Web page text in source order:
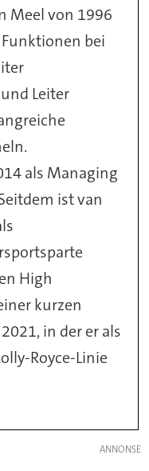
Meel von 1996
bei
Leiter
als Managing
ist van
High
kurzen
in der er als
Royce-Linie